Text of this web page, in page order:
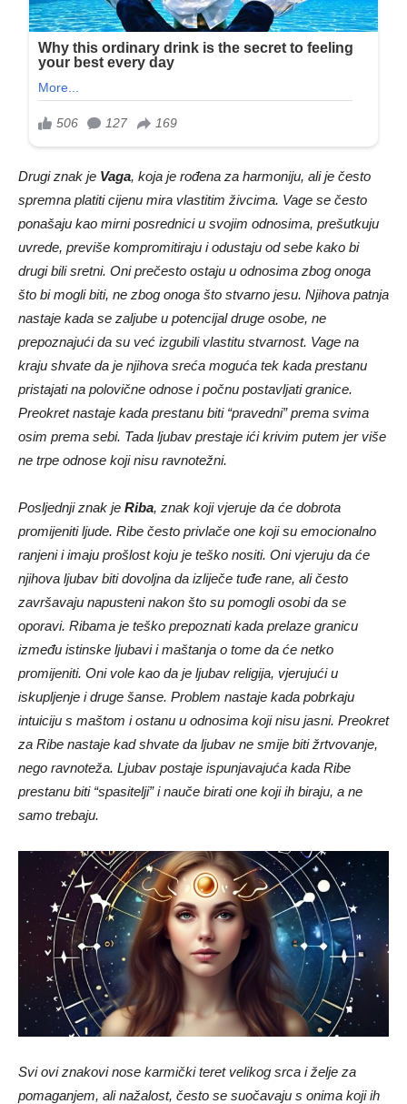
Drugi znak je Vaga, koja je rođena za harmoniju, ali je često
spremna platiti cijenu mira vlastitim živcima. Vage se često
ponašaju kao mirni posrednici u svojim odnosima, prešutkuju
uvrede, previše kompromitiraju i odustaju od sebe kako bi
drugi bili sretni. Oni prečesto ostaju u odnosima zbog onoga
što bi mogli biti, ne zbog onoga što stvarno jesu. Njihova patnja
nastaje kada se zaljube u potencijal druge osobe, ne
prepoznajući da su već izgubili vlastitu stvarnost. Vage na
kraju shvate da je njihova sreća moguća tek kada prestanu
pristajati na polovične odnose i počnu postavljati granice.
Preokret nastaje kada prestanu biti “pravedni” prema svima
osim prema sebi. Tada ljubav prestaje ići krivim putem jer više
ne trpe odnose koji nisu ravnotežni.
Posljednji znak je Riba, znak koji vjeruje da će dobrota
promijeniti ljude. Ribe često privlače one koji su emocionalno
ranjeni i imaju prošlost koju je teško nositi. Oni vjeruju da će
njihova ljubav biti dovoljna da izliječe tuđe rane, ali često
završavaju napusteni nakon što su pomogli osobi da se
oporavi. Ribama je teško prepoznati kada prelaze granicu
između istinske ljubavi i maštanja o tome da će netko
promijeniti. Oni vole kao da je ljubav religija, vjerujući u
iskupljenje i druge šanse. Problem nastaje kada pobrkaju
intuiciju s maštom i ostanu u odnosima koji nisu jasni. Preokret
za Ribe nastaje kad shvate da ljubav ne smije biti žrtvovanje,
nego ravnoteža. Ljubav postaje ispunjavajuća kada Ribe
prestanu biti “spasitelji” i nauče birati one koji ih biraju, a ne
samo trebaju.
Svi ovi znakovi nose karmički teret velikog srca i želje za
pomaganjem, ali nažalost, često se suočavaju s onima koji ih